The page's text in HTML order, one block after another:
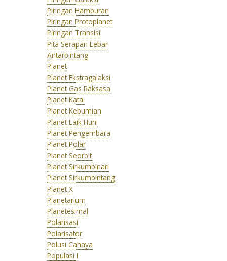
Piringan Hamburan
Piringan Protoplanet
Piringan Transisi
Pita Serapan Lebar
Antarbintang
Planet
Planet Ekstragalaksi
Planet Gas Raksasa
Planet Katai
Planet Kebumian
Planet Laik Huni
Planet Pengembara
Planet Polar
Planet Seorbit
Planet Sirkumbinari
Planet Sirkumbintang
Planet X
Planetarium
Planetesimal
Polarisasi
Polarisator
Polusi Cahaya
Populasi I